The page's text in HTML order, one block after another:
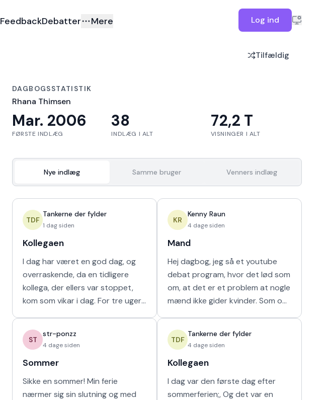
FeedbackDebatter Mere Log ind
Tilfældig
DAGBOGSSTATISTIK
Rhana Thimsen
Mar. 2006
FØRSTE INDLÆG
38
INDLÆG I ALT
72,2 T
VISNINGER I ALT
Nye indlæg Samme bruger Venners indlæg
TDF
Tankerne der fylder
1 dag siden
Kollegaen
I dag har været en god dag, og
overraskende, da en tidligere
kollega, der ellers var stoppet,
kom som vikar i dag. For tre uger
havd
ST
str-ponzz
4 dage siden
Sommer
Sikke en sommer! Min ferie
nærmer sig sin slutning og med
KR
Kenny Raun
4 dage siden
Mand
Hej dagbog, jeg så et youtube
debat program, hvor det lød som
om, at det er et problem at nogle
mænd ikke gider kvinder. Som om
vende den
TDF
Tankerne der fylder
4 dage siden
Kollegaen
I dag var den første dag efter
sommerferien;, Og det var en